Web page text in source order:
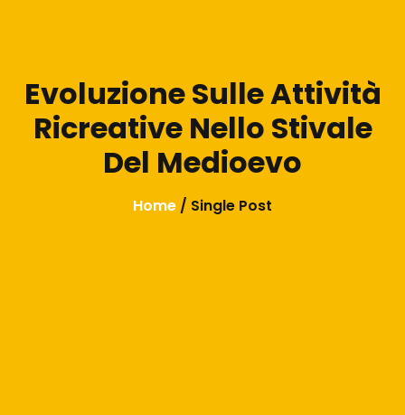
Evoluzione Sulle Attività
Ricreative Nello Stivale
Del Medioevo
Home / Single Post